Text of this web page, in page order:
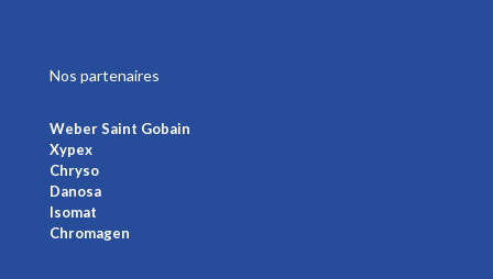
Nos partenaires
Weber Saint Gobain
Xypex
Chryso
Danosa
Isomat
Chromagen